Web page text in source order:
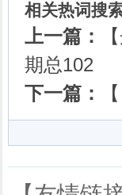
相关热词搜
上一篇：
期总102
下一篇：